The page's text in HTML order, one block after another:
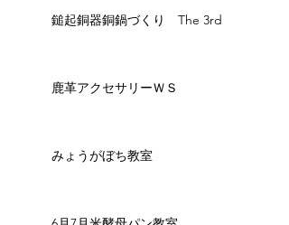
鎚起銅器銅鍋づくり The 3rd
鹿革アクセサリーＷＳ
みょうがぼち教室